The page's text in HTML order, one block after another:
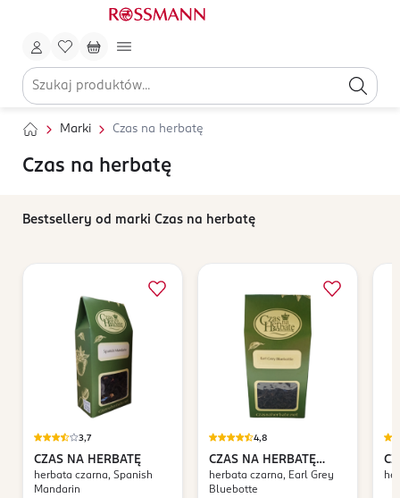
Marki Czas na herbatę
Czas na herbatę
Bestsellery od marki Czas na herbatę
3,7
CZAS NA HERBATĘ
herbata czarna, Spanish
Mandarin
4,8
CZAS NA HERBATĘ
Bluebottle
herbata czarna, Earl Grey
Bluebotte